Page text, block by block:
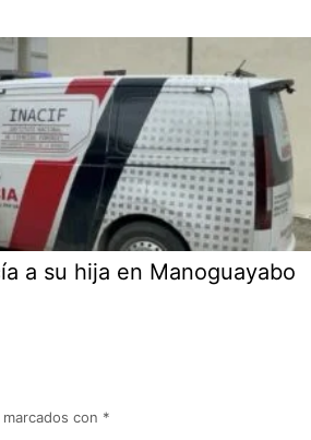
a su hija en Manoguayabo
con *